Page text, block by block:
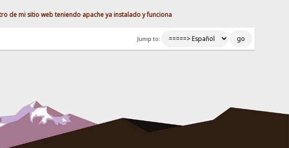
de mi sitio web teniendo apache ya instalado y funciona
Jump to: